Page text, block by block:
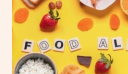
NE
KADAR,
NE
ZAMAN,
HANGI
BARDAK?